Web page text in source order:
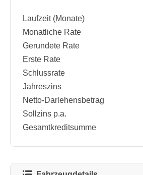
Laufzeit (Monate)
Monatliche Rate
Gerundete Rate
Erste Rate
Schlussrate
Jahreszins
Netto-Darlehensbetrag
Sollzins p.a.
Gesamtkreditsumme